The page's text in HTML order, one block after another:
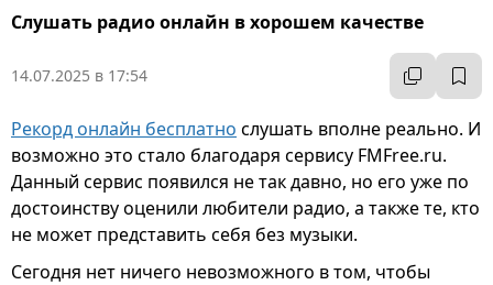
Слушать радио онлайн в хорошем качестве
14.07.2025 в 17:54
Рекорд онлайн бесплатно слушать вполне реально. И
возможно это стало благодаря сервису FMFree.ru.
Данный сервис появился не так давно, но его уже по
достоинству оценили любители радио, а также те, кто
не может представить себя без музыки.
Сегодня нет ничего невозможного в том, чтобы